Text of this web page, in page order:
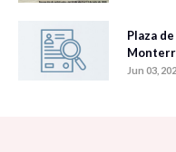
Plaza
Jun 03,